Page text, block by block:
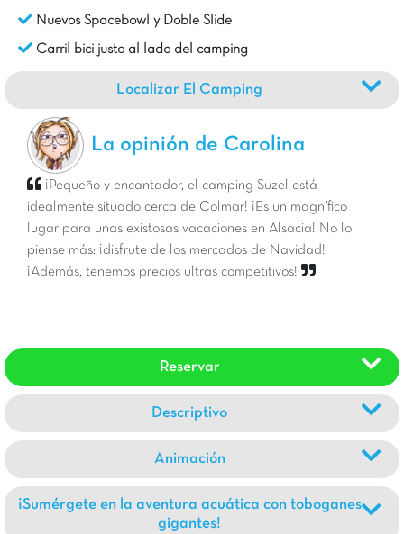
Nuevos Spacebowl y Doble Slide
Carril bici justo al lado del camping
Localizar El Camping
La opinión de Carolina
¡Pequeño y encantador, el camping Suzel est
idealmente situado cerca de Colmar! ¡Es un magnífico
lugar para unas existosas vacaciones en Alsacia! No lo
piense más: ¡disfrute de los mercados de Navidad!
¡Además, tenemos precios ultras competitivos!
Reservar
Descriptivo
Animación
¡Sumérgete en la aventura acuática con toboganes
gigantes!